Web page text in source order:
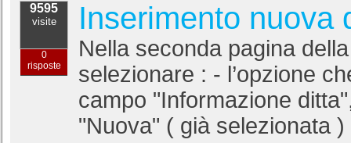
9595
visite
0
risposte
Inserimento nuova
Nella seconda pagina
selezionare : - l’opzione
campo "Informazione
"Nuova" ( già selezionata